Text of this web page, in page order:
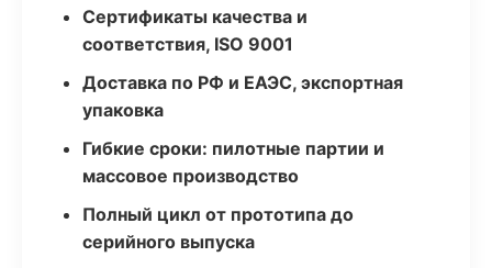
Сертификаты качества и
соответствия, ISO 9001
Доставка по РФ и ЕАЭС, экспортная
упаковка
Гибкие сроки: пилотные партии и
массовое производство
Полный цикл от прототипа до
серийного выпуска